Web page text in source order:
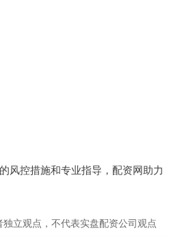
风控措施和专业指导，配资网助力
独立观点，不代表实盘配资公司观点